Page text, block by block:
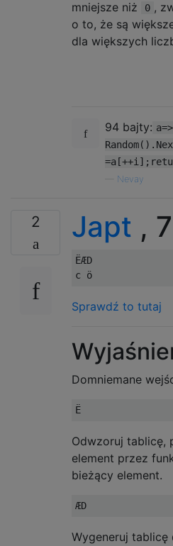
mniejsze niż
0 ,
o to, że są
dla większych
94 bajty:
Nevay
2 Japt ,
ËÆD
Sprawdź to tutaj
Domniemane
Odwzoruj tablicę,
element przez
bieżący element.
Wygeneruj tablicę